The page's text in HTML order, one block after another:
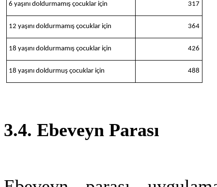
6 yaşını doldurmamış çocuklar için 317
12 yaşını doldurmamış çocuklar için 364
18 yaşını doldurmamış çocuklar için 426
18 yaşını doldurmuş çocuklar için 488
3.4. Ebeveyn Parası